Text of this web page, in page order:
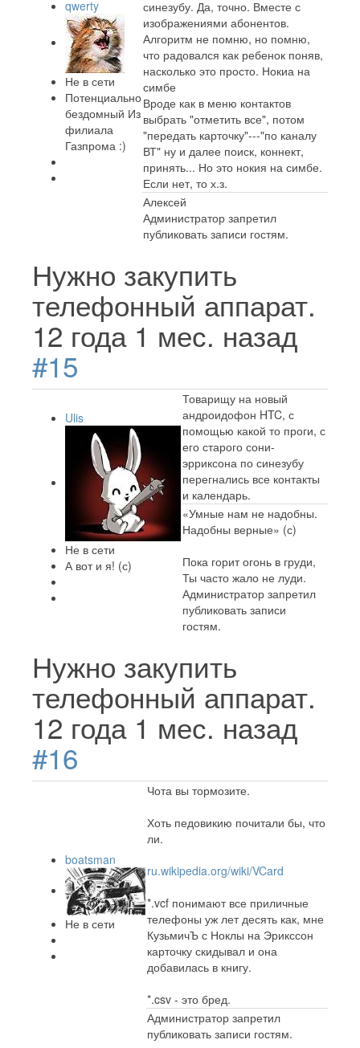
qwerty
Не в сети
Потенциально
бездомный Из
филиала
Газпрома :)
синезубу. Да, точно. Вместе с
изображениями абонентов.
Алгоритм не помню, но помню,
что радовался как ребенок поняв,
насколько это просто. Нокиа на
симбе
Вроде как в меню контактов
выбрать "отметить все", потом
"передать карточку"---"по каналу
ВТ" ну и далее поиск, коннект,
принять... Но это нокия на симбе.
Если нет, то х.з.
Алексей
Администратор запретил
публиковать записи гостям.
Нужно закупить
телефонный аппарат.
12 года 1 мес. назад
#15
Ulis
Не в сети
А вот и я! (с)
Товарищу на новый
андроидофон HTC, с
помощью какой то проги, с
его старого сони-
эрриксона по синезубу
перегнались все контакты
и календарь.
«Умные нам не надобны.
Надобны верные» (с)
Пока горит огонь в груди,
Ты часто жало не луди.
Администратор запретил
публиковать записи
гостям.
Нужно закупить
телефонный аппарат.
12 года 1 мес. назад
#16
boatsman
Не в сети
Чота вы тормозите.
Хоть педовикию почитали бы, что
ли.
ru.wikipedia.org/wiki/VCard
*.vcf понимают все приличные
телефоны уж лет десять как, мне
КузьмичЪ с Ноклы на Эрикссон
карточку скидывал и она
добавилась в книгу.
*.csv - это бред.
Администратор запретил
публиковать записи гостям.